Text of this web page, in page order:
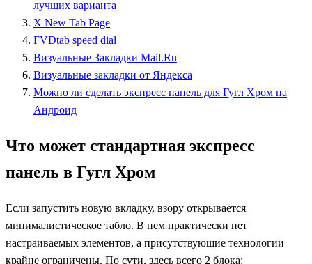
лучших варианта
X New Tab Page
FVDtab speed dial
Визуальные Закладки Mail.Ru
Визуальные закладки от Яндекса
Можно ли сделать экспресс панель для Гугл Хром на
Андроид
Что может стандартная экспресс
панель в Гугл Хром
Если запустить новую вкладку, взору открывается
минималистическое табло. В нем практически нет
настраиваемых элементов, а присутствующие технологии
крайне ограничены. По сути, здесь всего 2 блока: